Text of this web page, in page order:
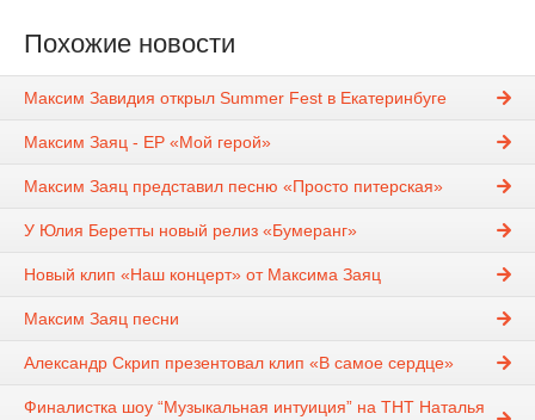
Похожие новости
Максим Завидия открыл Summer Fest в Екатеринбуге
Максим Заяц - EP «Мой герой»
Максим Заяц представил песню «Просто питерская»
У Юлия Беретты новый релиз «Бумеранг»
Новый клип «Наш концерт» от Максима Заяц
Максим Заяц песни
Александр Скрип презентовал клип «В самое сердце»
Финалистка шоу “Музыкальная интуиция” на ТНТ Наталья